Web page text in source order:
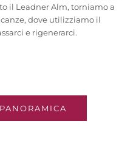
il Leadner Alm, torniamo a
dove utilizziamo il
e rigenerarci.